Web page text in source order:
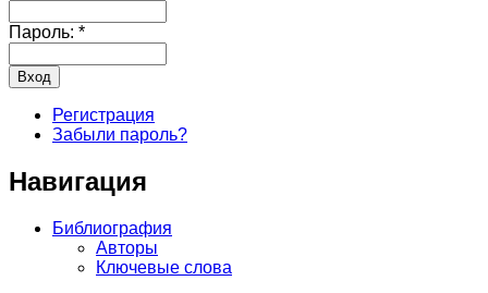
Пароль: *
Регистрация
Забыли пароль?
Навигация
Библиография
Авторы
Ключевые слова